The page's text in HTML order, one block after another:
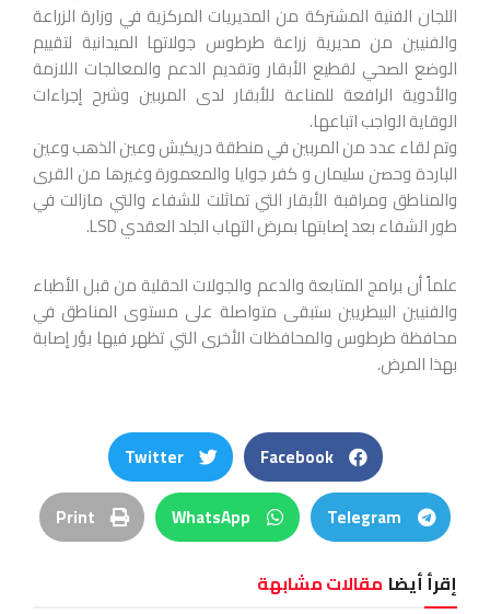
اللجان الفنية المشتركة من المديريات المركزية في وزارة الزراعة
والفنيين من مديرية زراعة طرطوس جولاتها الميدانية لتقييم
الوضع الصحي لقطيع الأبقار وتقديم الدعم والمعالجات اللازمة
والأدوية الرافعة للمناعة للأبقار لدى المربين وشرح إجراءات
الوقاية الواجب اتباعها.
وتم لقاء عدد من المربين في منطقة دريكيش وعين الذهب وعين
الباردة وحصن سليمان و كفر جوايا والمعمورة وغيرها من القرى
والمناطق ومراقبة الأبقار التي تماثلت للشفاء والتي مازالت في
طور الشفاء بعد إصابتها بمرض التهاب الجلد العقدي LSD.
علماً أن برامج المتابعة والدعم والجولات الحقلية من قبل الأطباء
والفنيين البيطريين ستبقى متواصلة على مستوى المناطق في
محافظة طرطوس والمحافظات الأخرى التي تظهر فيها بؤر إصابة
بهذا المرض.
Facebook
Twitter
Telegram
WhatsApp
Print
إقرأ أيضا مقالات مشابهة